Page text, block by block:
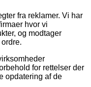
fra reklamer. Vi har
hvor vi
og modtager
for rettelser der
opdatering af de